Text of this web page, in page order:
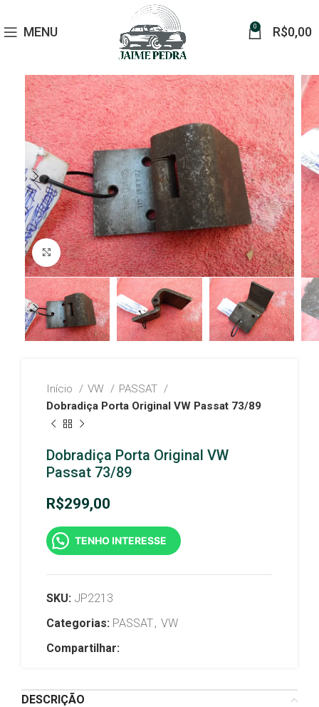
MENU 0 R$0,00
Click to enlarge
Início VW
PASSAT
Dobradiça Porta Original VW Passat 73/89
Dobradiça Porta Original VW
Passat 73/89
R$299,00
TENHO INTERESSE
SKU: JP2213
Categorias: PASSAT, VW
Compartilhar:
DESCRIÇÃO